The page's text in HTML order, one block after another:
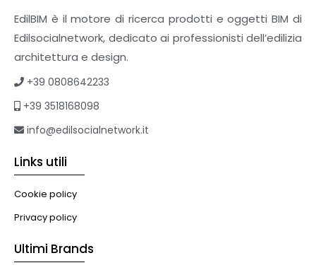
EdilBIM è il motore di ricerca prodotti e oggetti BIM di
Edilsocialnetwork, dedicato ai professionisti dell’edilizia
architettura e design.
+39 0808642233
+39 3518168098
info@edilsocialnetwork.it
Links utili
Cookie policy
Privacy policy
Ultimi Brands